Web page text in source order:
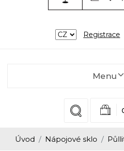
Registrace
Menu
Úvod Nápojové sklo